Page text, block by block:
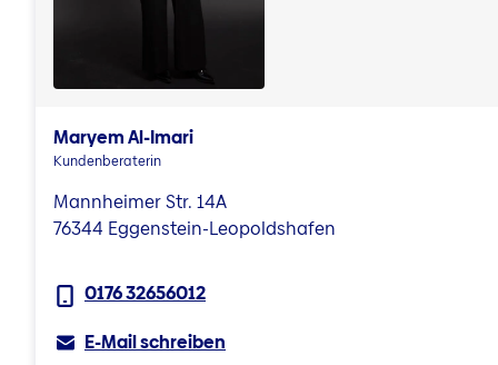
Maryem Al-Imari
Kundenberaterin
Mannheimer Str. 14A
76344 Eggenstein-Leopoldshafen
0176 32656012
E-Mail schreiben